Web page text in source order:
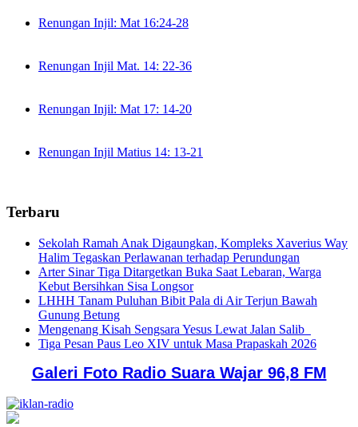
Renungan Injil: Mat 16:24-28
Renungan Injil Mat. 14: 22-36
Renungan Injil: Mat 17: 14-20
Renungan Injil Matius 14: 13-21
Terbaru
Sekolah Ramah Anak Digaungkan, Kompleks Xaverius Way
Halim Tegaskan Perlawanan terhadap Perundungan
Arter Sinar Tiga Ditargetkan Buka Saat Lebaran, Warga
Kebut Bersihkan Sisa Longsor
LHHH Tanam Puluhan Bibit Pala di Air Terjun Bawah
Gunung Betung
Mengenang Kisah Sengsara Yesus Lewat Jalan Salib
Tiga Pesan Paus Leo XIV untuk Masa Prapaskah 2026
Galeri Foto Radio Suara Wajar 96,8 FM